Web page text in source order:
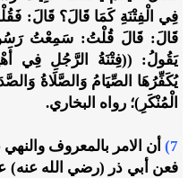
فِي الْفِتْنَةِ كَمَا قَالَ؟ قَالَ:
قَالَ: قَالَ قُلْتُ: سَمِعْتُ
يَقُولُ: ((فِتْنَةُ الرَّجُلِ فِي
يُكَفِّرُهَا الصِّيَامُ وَالصَّلَاةُ
الْمُنْكَرِ)؛ رواه البخاري.
7)
أن الامر بالمعروف
فعن أبي ذر (رضي الله عنه)